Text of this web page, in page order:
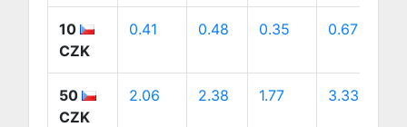
10
CZK
0.41 0.48 0.35 0.67
50
CZK
2.06 2.38 1.77 3.33